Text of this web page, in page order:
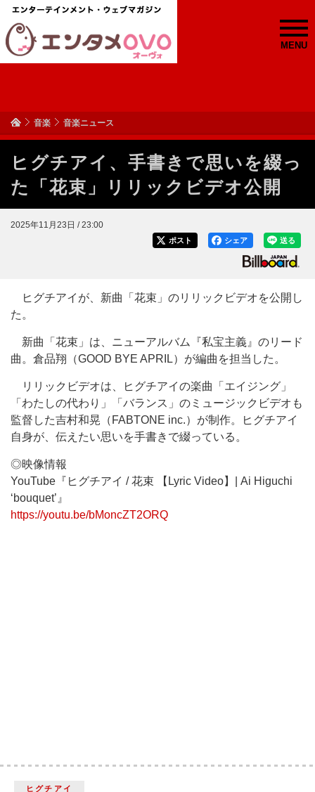
MENU
音楽 音楽ニュース
ヒグチアイ、手書きで思いを綴っ
た「花束」リリックビデオ公開
2025年11月23日 / 23:00
送る
シェア
ポスト
ヒグチアイが、新曲「花束」のリリックビデオを公開し
た。
新曲「花束」は、ニューアルバム『私宝主義』のリード
曲。倉品翔（GOOD BYE APRIL）が編曲を担当した。
リリックビデオは、ヒグチアイの楽曲「エイジング」
「わたしの代わり」「バランス」のミュージックビデオも
監督した吉村和晃（FABTONE inc.）が制作。ヒグチアイ
自身が、伝えたい思いを手書きで綴っている。
◎映像情報
YouTube『ヒグチアイ / 花束 【Lyric Video】| Ai Higuchi
‘bouquet’』
https://youtu.be/bMoncZT2ORQ
ヒグチアイ